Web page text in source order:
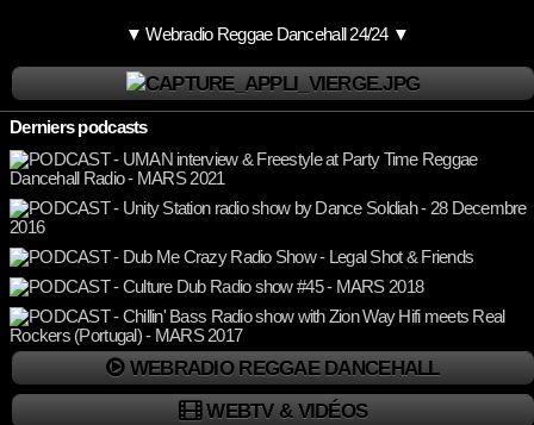
▼ Webradio Reggae Dancehall 24/24 ▼
Derniers podcasts
WEBRADIO REGGAE DANCEHALL
WEBTV & VIDÉOS